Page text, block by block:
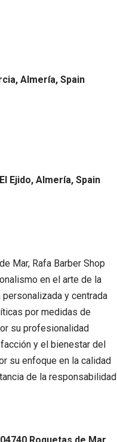
Almería, Spain
Ejido, Almería, Spain
Mar, Rafa Barber Shop
en el arte de la
y centrada
por medidas de
su profesionalidad
y el bienestar del
su enfoque en la calidad
de la responsabilidad